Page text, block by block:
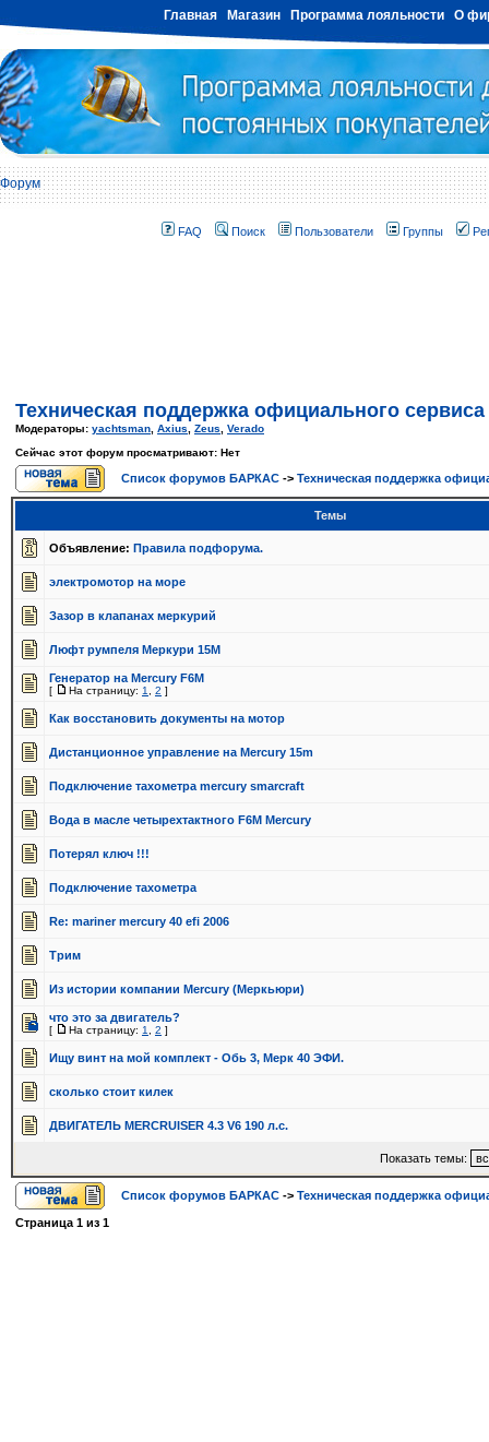
Главная Магазин Программа лояльности О
Форум
FAQ Поиск Пользователи Группы
Техническая поддержка официального
Модераторы: yachtsman Axius Zeus
Verado
Сейчас этот форум просматривают: Нет
Список форумов БАРКАС -> Техническая поддержка
Темы
Объявление: Правила подфорума.
электромотор на море
Зазор в клапанах меркурий
Люфт румпеля Меркури 15М
Генератор на Mercury F6M
[ На страницу: 1 2 ]
Как восстановить документы на мотор
Дистанционное управление на Mercury 15m
Подключение тахометра mercury smarcraft
Вода в масле четырехтактного F6M Mercury
Потерял ключ !!!
Подключение тахометра
Re: mariner mercury 40 efi 2006
Трим
Из истории компании Mercury (Меркьюри)
что это за двигатель?
[ На страницу: 1 2 ]
Ищу винт на мой комплект - Обь 3, Мерк 40 ЭФИ.
сколько стоит килек
ДВИГАТЕЛЬ MERCRUISER 4.3 V6 190 л.с.
Показать темы:
Список форумов БАРКАС -> Техническая поддержка
Страница 1 из 1